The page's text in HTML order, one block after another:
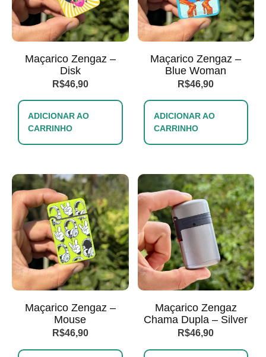
Maçarico Zengaz –
Disk
R$46,90
ADICIONAR AO
CARRINHO
Maçarico Zengaz –
Blue Woman
R$46,90
ADICIONAR AO
CARRINHO
Maçarico Zengaz –
Mouse
R$46,90
Maçarico Zengaz
Chama Dupla – Silver
R$46,90